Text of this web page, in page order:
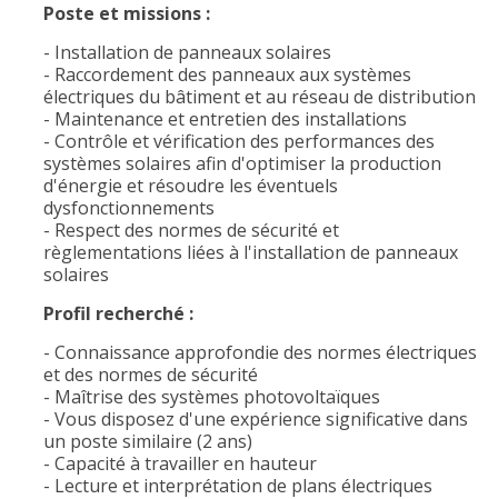
Poste et missions :
- Installation de panneaux solaires
- Raccordement des panneaux aux systèmes
électriques du bâtiment et au réseau de distribution
- Maintenance et entretien des installations
- Contrôle et vérification des performances des
systèmes solaires afin d'optimiser la production
d'énergie et résoudre les éventuels
dysfonctionnements
- Respect des normes de sécurité et
règlementations liées à l'installation de panneaux
solaires
Profil recherché :
- Connaissance approfondie des normes électriques
et des normes de sécurité
- Maîtrise des systèmes photovoltaïques
- Vous disposez d'une expérience significative dans
un poste similaire (2 ans)
- Capacité à travailler en hauteur
- Lecture et interprétation de plans électriques